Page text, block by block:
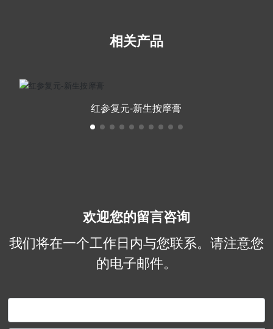
相关产品
红参复元-新生按摩膏
欢迎您的留言咨询
我们将在一个工作日内与您联系。请注意您
的电子邮件。